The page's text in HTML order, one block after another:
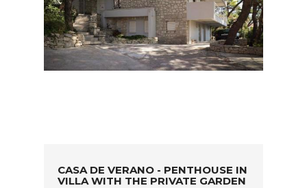
CASA DE VERANO - PENTHOUSE IN
VILLA WITH THE PRIVATE GARDEN